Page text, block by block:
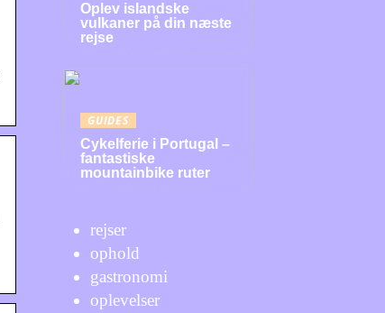
Oplev islandske
vulkaner på din næste
rejse
GUIDES
Cykelferie i Portugal –
fantastiske
mountainbike ruter
rejser
ophold
gastronomi
oplevelser